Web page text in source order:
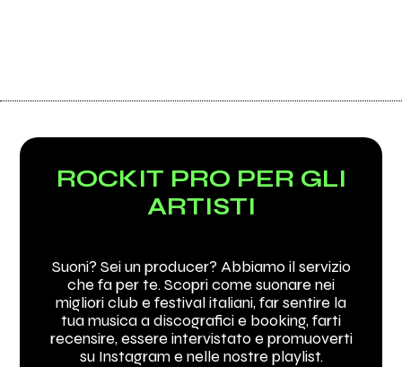
ROCKIT PRO PER GLI
ARTISTI
Suoni? Sei un producer? Abbiamo il servizio
che fa per te. Scopri come suonare nei
migliori club e festival italiani, far sentire la
tua musica a discografici e booking, farti
recensire, essere intervistato e promuoverti
su Instagram e nelle nostre playlist.